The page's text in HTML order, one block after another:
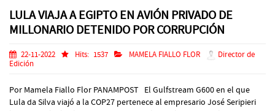
LULA VIAJA A EGIPTO EN AVIÓN PRIVADO DE
MILLONARIO DETENIDO POR CORRUPCIÓN
22-11-2022 Hits: 1537 MAMELA FIALLO FLOR
Director de
Edición
Por Mamela Fiallo Flor PANAMPOST El Gulfstream G600 en el que
Lula da Silva viajó a la COP27 pertenece al empresario José Seripieri